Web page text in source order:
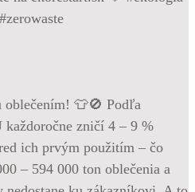
oblečením! 👕🚫 Podľa
každoročne zničí 4 – 9 %
ich prvým použitím – čo
– 594 000 ton oblečenia a